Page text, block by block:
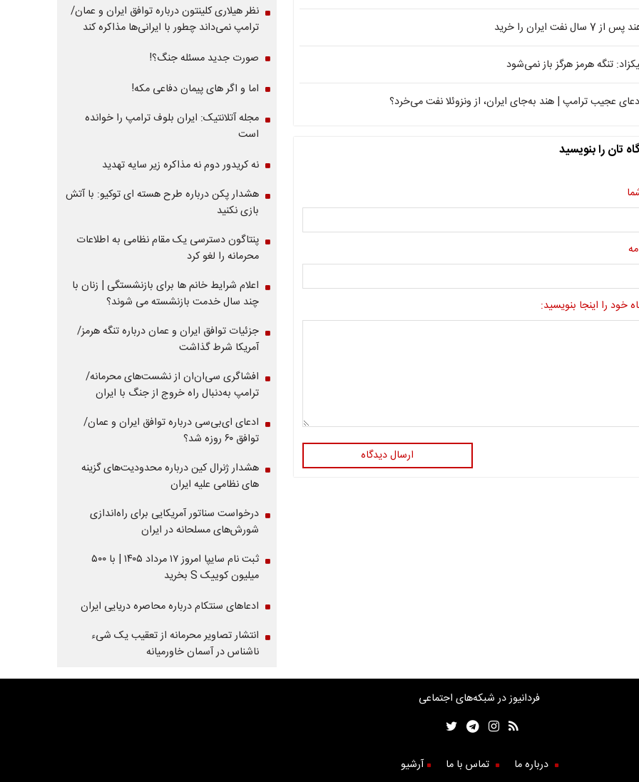
از 7 سال نفت ایران را خرید
تنگه هرمز هرگز باز نمی‌شود
عجیب ترامپ | هند به‌جای ایران، از ونزوئلا نفت می‌خرد؟
تان را بنویسید
خود را اینجا بنویسید:
ارسال دیدگاه
نظر هیلاری کلینتون درباره توافق ایران و عمان/
ترامپ نمی‌داند چطور با ایرانی‌ها مذاکره کند
صورت جدید مسئله جنگ؟!
اما و اگر های پیمان دفاعی مکه!
مجله آتلانتیک: ایران بلوف ترامپ را خوانده
است
نه کریدور دوم نه مذاکره زیر سایه تهدید
هشدار پکن درباره طرح هسته ای توکیو: با آتش
بازی نکنید
پنتاگون دسترسی یک مقام نظامی به اطلاعات
محرمانه را لغو کرد
اعلام شرایط خانم ها برای بازنشستگی | زنان با
چند سال خدمت بازنشسته می شوند؟
جزئیات توافق ایران و عمان درباره تنگه هرمز/
آمریکا شرط گذاشت
افشاگری سی‌ان‌ان از نشست‌های محرمانه/
ترامپ به‌دنبال راه خروج از جنگ با ایران
ادعای ای‌بی‌سی درباره توافق ایران و عمان/
توافق ۶۰ روزه شد؟
هشدار ژنرال کین درباره محدودیت‌های گزینه
های نظامی علیه ایران
درخواست سناتور آمریکایی برای راه‌اندازی
شورش‌های مسلحانه در ایران
ثبت نام سایپا امروز ۱۷ مرداد ۱۴۰۵ | با ۵۰۰
میلیون کوییک S بخرید
ادعاهای سنتکام درباره محاصره دریایی ایران
انتشار تصاویر محرمانه از تعقیب یک شیء
ناشناس در آسمان خاورمیانه
فردانیوز در شبکه‌های اجتماعی
درباره ما تماس با ما آرشیو